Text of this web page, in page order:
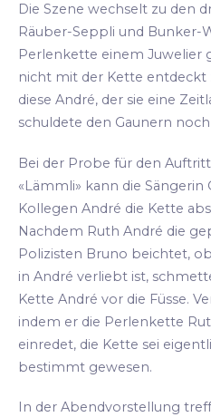
Die Szene wechselt zu den
Räuber-Seppli und Bunker-
Perlenkette einem Juwelier
nicht mit der Kette entdeckt
diese André, der sie eine
schuldete den Gaunern
Bei der Probe für den
«Lämmli» kann die
Kollegen André die Kette
Nachdem Ruth André die
Polizisten Bruno beichtet,
in André verliebt ist,
Kette André vor die Füsse.
indem er die Perlenkette
einredet, die Kette sei
bestimmt gewesen.
In der Abendvorstellung